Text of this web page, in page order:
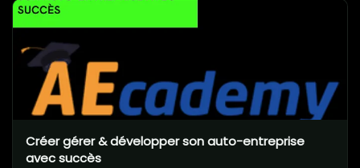
Créer gérer & développer son auto-entreprise
avec succès